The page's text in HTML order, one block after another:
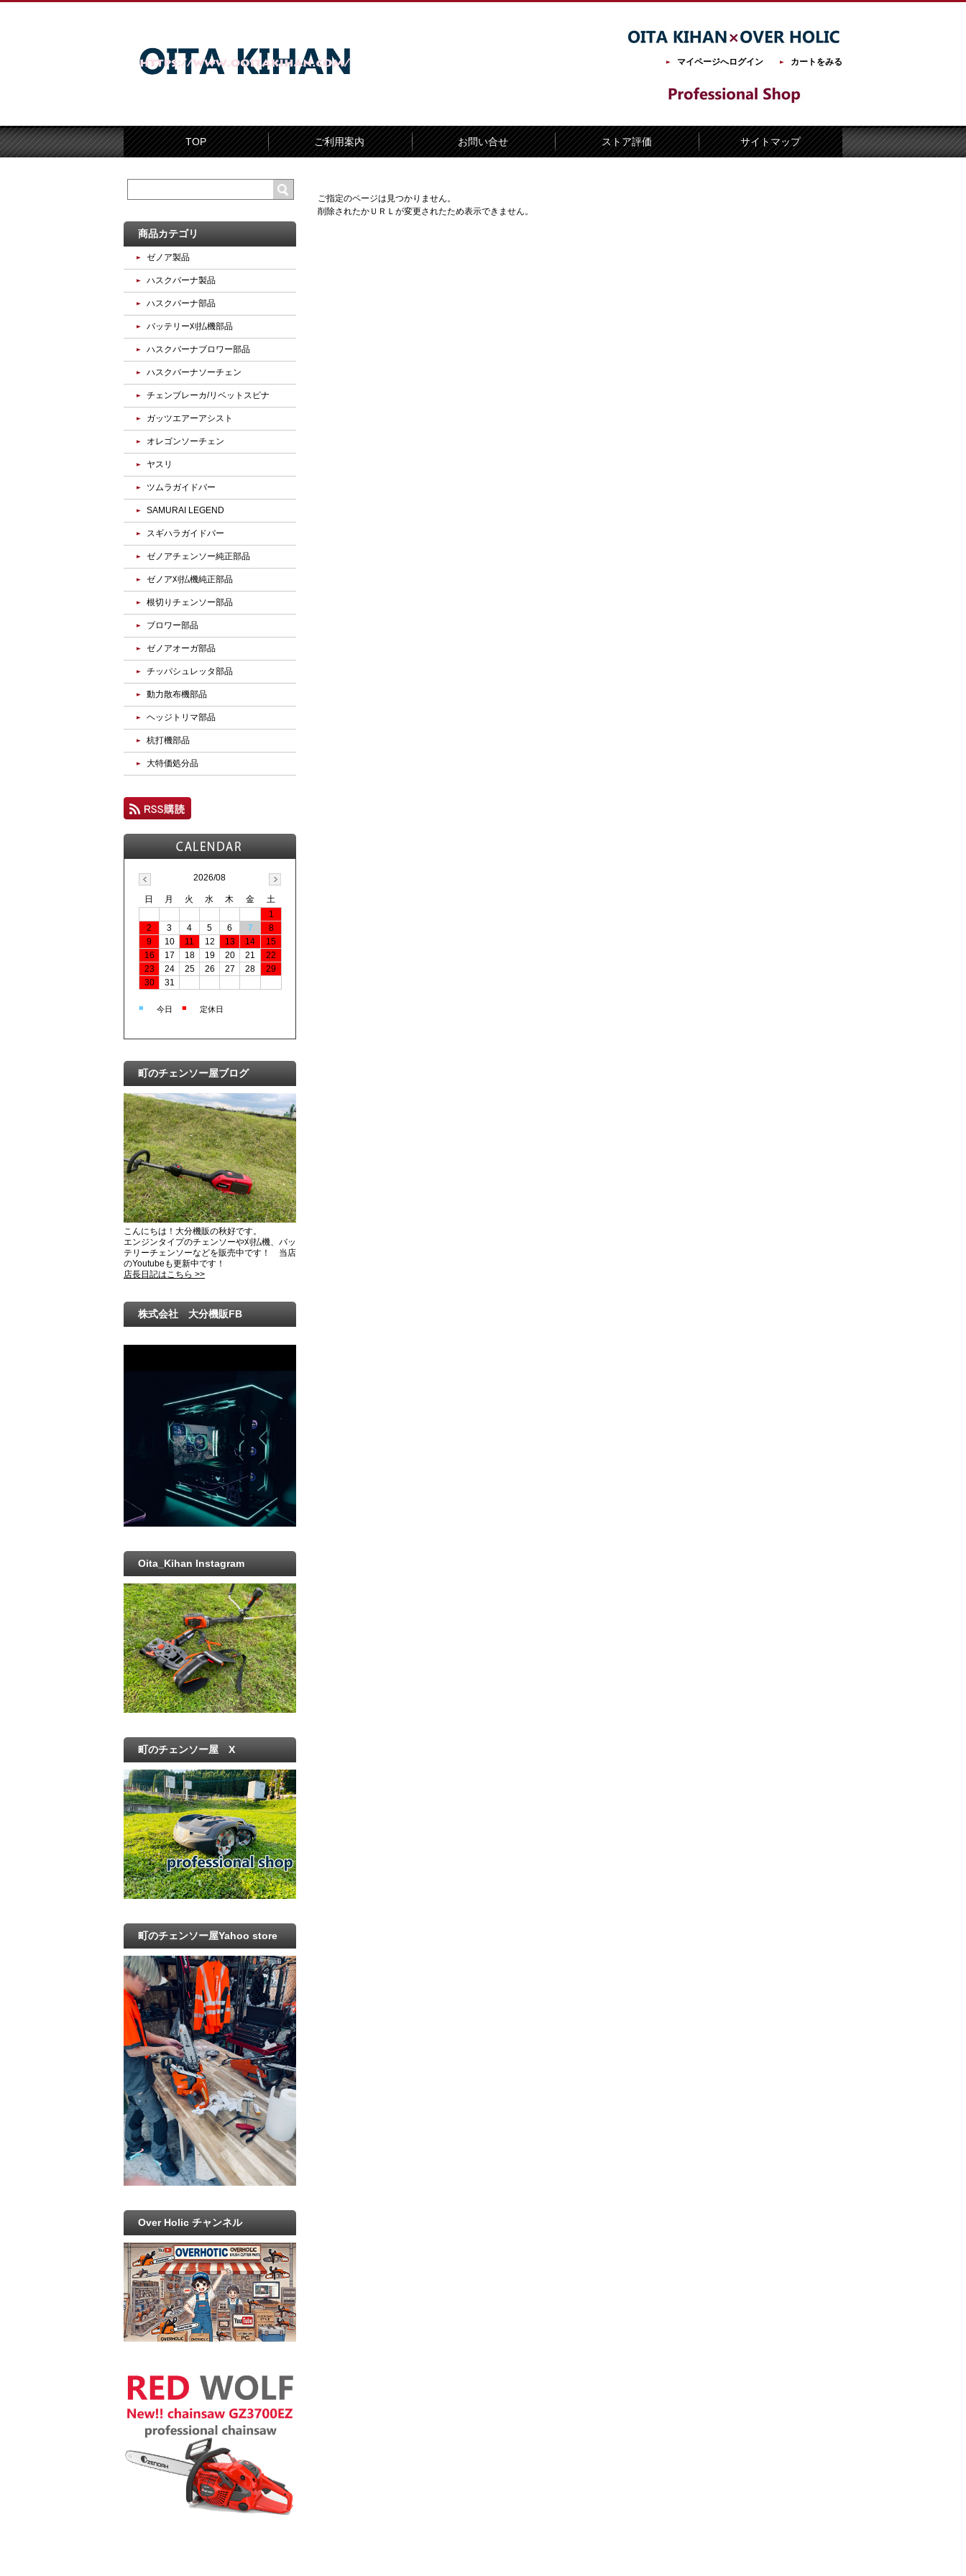
マイページへログイン カートをみる
TOP ご利用案内 お問い合せ ストア評価 サイトマップ
ご指定のページは見つかりません。
削除されたかＵＲＬが変更されたため表示できません。
商品カテゴリ
ゼノア製品
ハスクバーナ製品
ハスクバーナ部品
バッテリー刈払機部品
ハスクバーナブロワー部品
ハスクバーナソーチェン
チェンブレーカ/リベットスピナ
ガッツエアーアシスト
オレゴンソーチェン
ヤスリ
ツムラガイドバー
SAMURAI LEGEND
スギハラガイドバー
ゼノアチェンソー純正部品
ゼノア刈払機純正部品
根切りチェンソー部品
ブロワー部品
ゼノアオーガ部品
チッパシュレッタ部品
動力散布機部品
ヘッジトリマ部品
杭打機部品
大特価処分品
2026/08
日 月 火 水 木 金
土
1
2
3 4 5 6 7
8
9
10 11 12 13 14
15
16
17 18 19 20 21
22
23
24 25 26 27 28
29
30
31
■ 今日 ■ 定休日
町のチェンソー屋ブログ
こんにちは！大分機販の秋好です。
エンジンタイプのチェンソーや刈払機、バッ
テリーチェンソーなどを販売中です！ 当店
のYoutubeも更新中です！
店長日記はこちら >>
株式会社 大分機販FB
Oita_Kihan Instagram
町のチェンソー屋 X
町のチェンソー屋Yahoo store
Over Holic チャンネル